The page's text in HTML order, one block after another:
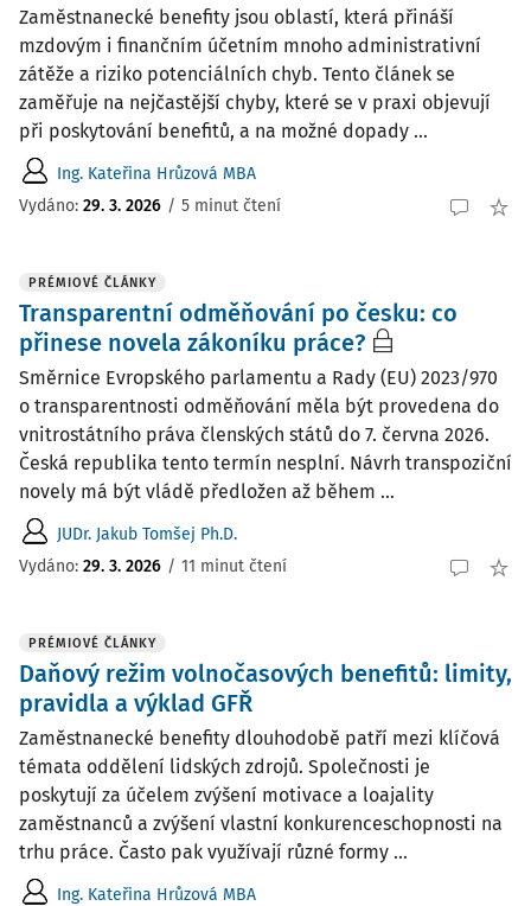
Zaměstnanecké benefity jsou oblastí, která přináší
mzdovým i finančním účetním mnoho administrativní
zátěže a riziko potenciálních chyb. Tento článek se
zaměřuje na nejčastější chyby, které se v praxi objevují
při poskytování benefitů, a na možné dopady ...
Ing. Kateřina Hrůzová MBA
Vydáno: 29. 3. 2026 / 5 minut čtení
PRÉMIOVÉ ČLÁNKY
Transparentní odměňování po česku: co
přinese novela zákoníku práce?
Směrnice Evropského parlamentu a Rady (EU) 2023/970
o transparentnosti odměňování měla být provedena do
vnitrostátního práva členských států do 7. června 2026.
Česká republika tento termín nesplní. Návrh transpoziční
novely má být vládě předložen až během ...
JUDr. Jakub Tomšej Ph.D.
Vydáno: 29. 3. 2026 / 11 minut čtení
PRÉMIOVÉ ČLÁNKY
Daňový režim volnočasových benefitů: limity,
pravidla a výklad GFŘ
Zaměstnanecké benefity dlouhodobě patří mezi klíčová
témata oddělení lidských zdrojů. Společnosti je
poskytují za účelem zvýšení motivace a loajality
zaměstnanců a zvýšení vlastní konkurenceschopnosti na
trhu práce. Často pak využívají různé formy ...
Ing. Kateřina Hrůzová MBA